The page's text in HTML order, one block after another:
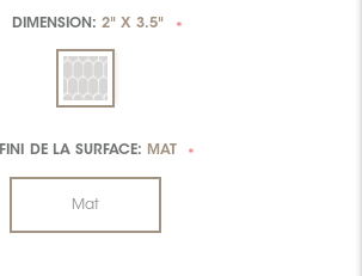
DIMENSION: 2" X 3.5" *
FINI DE LA SURFACE: MAT *
Mat